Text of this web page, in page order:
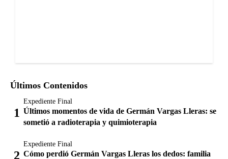
Últimos Contenidos
Expediente Final
Últimos momentos de vida de Germán Vargas Lleras: se
sometió a radioterapia y quimioterapia
Expediente Final
Cómo perdió Germán Vargas Lleras los dedos: familia